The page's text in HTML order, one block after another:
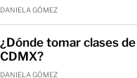
DANIELA GÓMEZ
¿Dónde tomar clases
CDMX?
DANIELA GÓMEZ